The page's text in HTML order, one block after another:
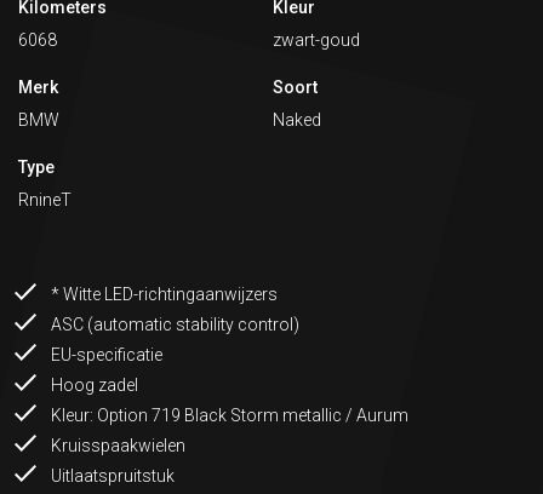
Kilometers
6068
Kleur
zwart-goud
Merk
BMW
Soort
Naked
Type
RnineT
* Witte LED-richtingaanwijzers
ASC (automatic stability control)
EU-specificatie
Hoog zadel
Kleur: Option 719 Black Storm metallic / Aurum
Kruisspaakwielen
Uitlaatspruitstuk